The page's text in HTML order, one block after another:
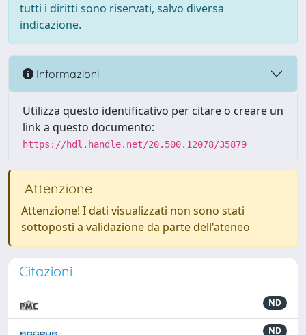
tutti i diritti sono riservati, salvo diversa
indicazione.
Informazioni
Utilizza questo identificativo per citare o creare un
link a questo documento:
https://hdl.handle.net/20.500.12078/35879
Attenzione
Attenzione! I dati visualizzati non sono stati
sottoposti a validazione da parte dell'ateneo
Citazioni
ND
ND